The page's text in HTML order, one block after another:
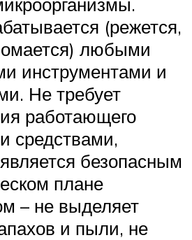
(режется,
любыми
инструментами и
Не требует
работающего
средствами,
безопасным
плане
– не выделяет
и пыли, не